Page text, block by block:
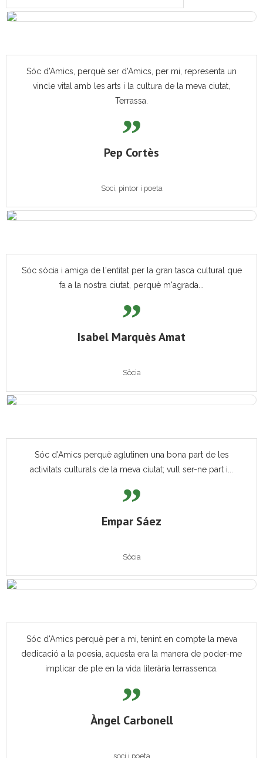
Sóc d'Amics, perquè ser d'Amics, per mi, representa un
vincle vital amb les arts i la cultura de la meva ciutat,
Terrassa.
Pep Cortès
Soci, pintor i poeta
Sóc sòcia i amiga de l'entitat per la gran tasca cultural que
fa a la nostra ciutat, perquè m'agrada...
Isabel Marquès Amat
Sòcia
Sóc d'Amics perquè aglutinen una bona part de les
activitats culturals de la meva ciutat; vull ser-ne part i...
Empar Sáez
Sòcia
Sóc d'Amics perquè per a mi, tenint en compte la meva
dedicació a la poesia, aquesta era la manera de poder-me
implicar de ple en la vida literària terrassenca.
Àngel Carbonell
soci i poeta